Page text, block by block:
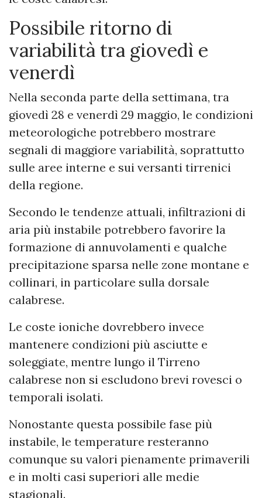
Possibile ritorno di
variabilità tra giovedì e
venerdì
Nella seconda parte della settimana, tra
giovedì 28 e venerdì 29 maggio, le condizioni
meteorologiche potrebbero mostrare
segnali di maggiore variabilità, soprattutto
sulle aree interne e sui versanti tirrenici
della regione.
Secondo le tendenze attuali, infiltrazioni di
aria più instabile potrebbero favorire la
formazione di annuvolamenti e qualche
precipitazione sparsa nelle zone montane e
collinari, in particolare sulla dorsale
calabrese.
Le coste ioniche dovrebbero invece
mantenere condizioni più asciutte e
soleggiate, mentre lungo il Tirreno
calabrese non si escludono brevi rovesci o
temporali isolati.
Nonostante questa possibile fase più
instabile, le temperature resteranno
comunque su valori pienamente primaverili
e in molti casi superiori alle medie
stagionali.